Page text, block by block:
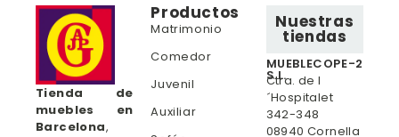
Tienda de
muebles en
Barcelona,
Productos
Matrimonio
Comedor
Juvenil
Auxiliar
Nuestras
tiendas
MUEBLECOPE-2
S.L.
Ctra. de l
´Hospitalet
342-348
08940 Cornella